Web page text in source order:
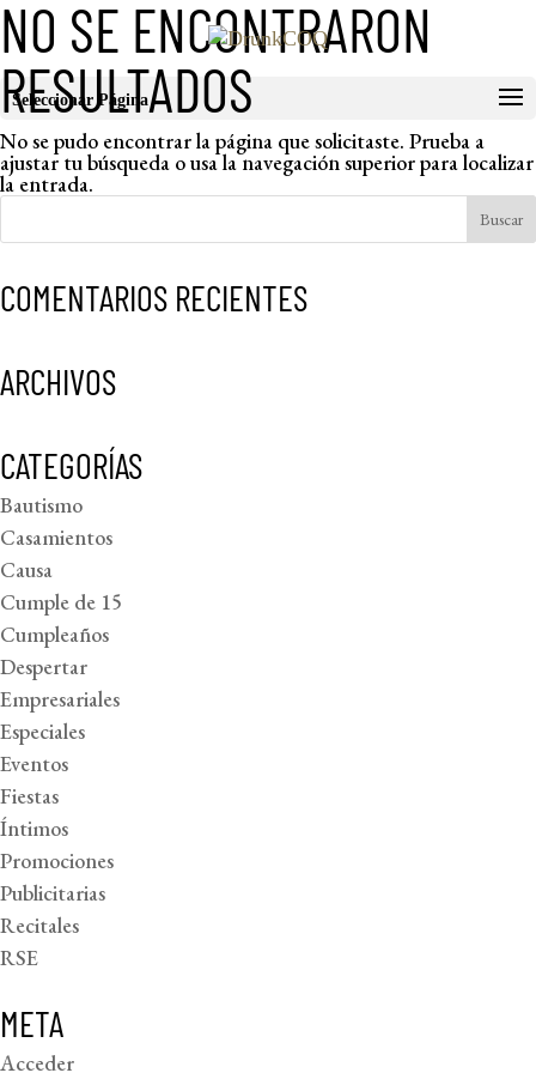
Seleccionar Página
NO SE ENCONTRARON
RESULTADOS
No se pudo encontrar la página que solicitaste. Prueba a
ajustar tu búsqueda o usa la navegación superior para localizar
la entrada.
COMENTARIOS RECIENTES
ARCHIVOS
CATEGORÍAS
Bautismo
Casamientos
Causa
Cumple de 15
Cumpleaños
Despertar
Empresariales
Especiales
Eventos
Fiestas
Íntimos
Promociones
Publicitarias
Recitales
RSE
META
Acceder